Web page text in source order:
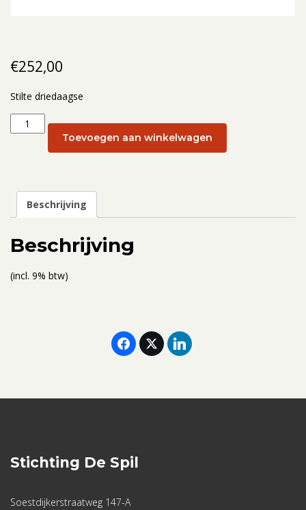
€252,00
Stilte driedaagse
Stilte
driedaagse:
27
2024
Toevoegen aan winkelwagen
Beschrijving
Beschrijving
(incl. 9% btw)
Stichting De Spil
Soestdijkerstraatweg 147-A